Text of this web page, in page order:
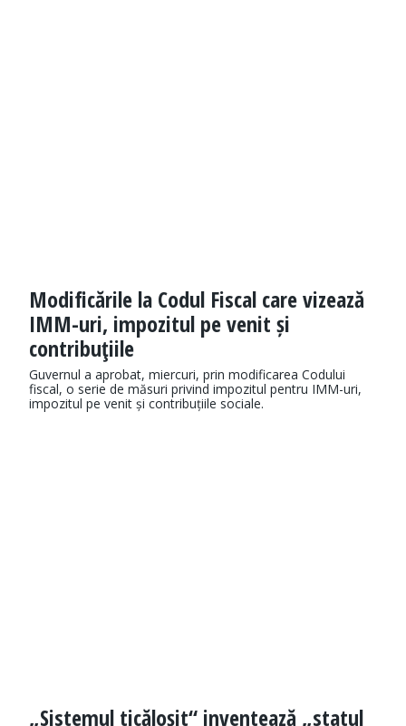
Modificările la Codul Fiscal care vizează
IMM-uri, impozitul pe venit și
contribuţiile
Guvernul a aprobat, miercuri, prin modificarea Codului
fiscal, o serie de măsuri privind impozitul pentru IMM-uri,
impozitul pe venit și contribuțiile sociale.
„Sistemul ticăloșit“ inventează „statul